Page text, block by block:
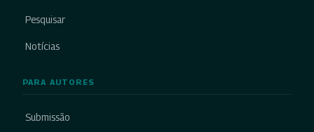
Pesquisar
Notícias
PARA AUTORES
Submissão